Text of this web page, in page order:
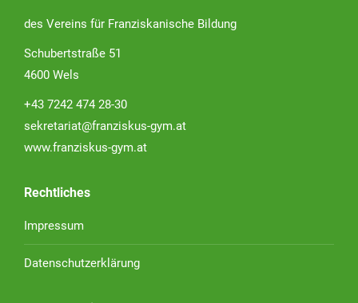
des Vereins für Franziskanische Bildung
Schubertstraße 51
4600 Wels
+43 7242 474 28-30
sekretariat@franziskus-gym.at
www.franziskus-gym.at
Rechtliches
Impressum
Datenschutzerklärung